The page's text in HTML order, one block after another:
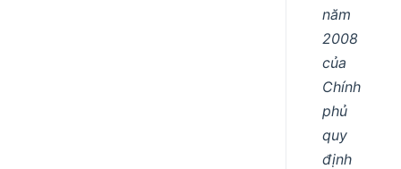
năm
2008
của
Chính
phủ
quy
định